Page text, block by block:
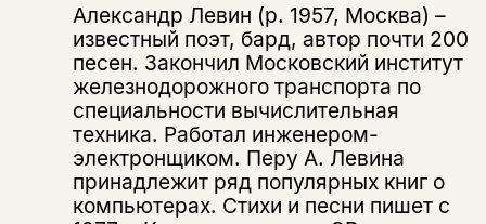
Александр Левин (р. 1957, Москва) –
известный поэт, бард, автор почти 200
песен. Закончил Московский институт
железнодорожного транспорта по
специальности вычислительная
техника. Работал инженером-
электронщиком. Перу А. Левина
принадлежит ряд популярных книг о
компьютерах. Стихи и песни пишет с
Подписка на рассылку
Раз в неделю мы отправляем рассылку
о книгах и событиях «НЛО».
За подписку дарим промокод на
Этой книги временно
нет в продаже.
Вы можете подписаться на
уведомления, и при поступлении книги
на склад получить письмо на указанный
электронный адрес.